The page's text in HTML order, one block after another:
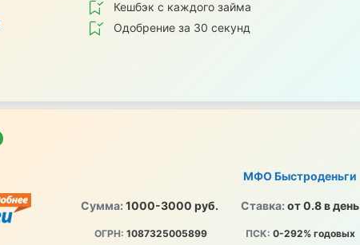
Кешбэк с каждого займа
Одобрение за 30 секунд
МФО Быстроденьги
Сумма: 1000-3000 руб. Ставка: от 0.8 в день
ОГРН: 1087325005899 ПСК: 0-292% годовых